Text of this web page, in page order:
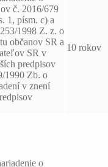
č. 2016/679
1, písm. c) a
1998 Z. z. o
občanov SR a
SR v
predpisov
1990 Zb. o
v znení
10 rokov
o